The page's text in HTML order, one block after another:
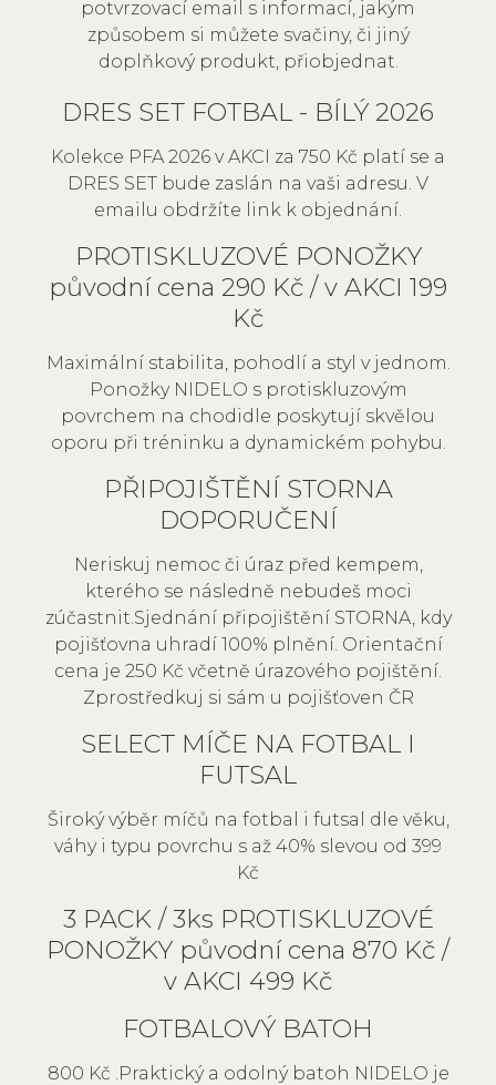
potvrzovací email s informací, jakým
způsobem si můžete svačiny, či jiný
doplňkový produkt, přiobjednat.
DRES SET FOTBAL - BÍLÝ 2026
Kolekce PFA 2026 v AKCI za 750 Kč platí se a
DRES SET bude zaslán na vaši adresu. V
emailu obdržíte link k objednání.
PROTISKLUZOVÉ PONOŽKY
původní cena 290 Kč / v AKCI 199
Kč
Maximální stabilita, pohodlí a styl v jednom.
Ponožky NIDELO s protiskluzovým
povrchem na chodidle poskytují skvělou
oporu při tréninku a dynamickém pohybu.
PŘIPOJIŠTĚNÍ STORNA
DOPORUČENÍ
Neriskuj nemoc či úraz před kempem,
kterého se následně nebudeš moci
zúčastnit.Sjednání připojištění STORNA, kdy
pojišťovna uhradí 100% plnění. Orientační
cena je 250 Kč včetně úrazového pojištění.
Zprostředkuj si sám u pojišťoven ČR
SELECT MÍČE NA FOTBAL I
FUTSAL
Široký výběr míčů na fotbal i futsal dle věku,
váhy i typu povrchu s až 40% slevou od 399
Kč
3 PACK / 3ks PROTISKLUZOVÉ
PONOŽKY původní cena 870 Kč /
v AKCI 499 Kč
FOTBALOVÝ BATOH
800 Kč .Praktický a odolný batoh NIDELO je